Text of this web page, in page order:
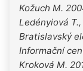
Kožuch M.
Ledényiová
Bratislavský
Informační
Kroková M.